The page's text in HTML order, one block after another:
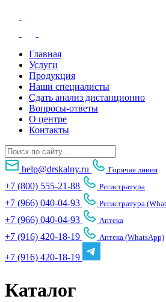
Главная
Услуги
Продукция
Наши специалисты
Сдать анализ дистанционно
Вопросы-ответы
О центре
Контакты
help@drskalny.ru Горячая линия
+7 (800) 555-21-88 Регистратура
+7 (966) 040-04-93 Регистратура
+7 (966) 040-04-93 Аптека
+7 (916) 420-18-19 Аптека (WhatsApp)
+7 (916) 420-18-19
Каталог